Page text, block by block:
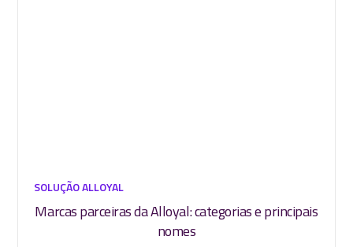
SOLUÇÃO ALLOYAL
Marcas parceiras da Alloyal: categorias e principais
nomes